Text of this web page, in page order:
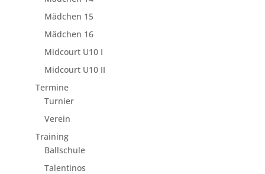
Mädchen 15
Mädchen 16
Midcourt U10 I
Midcourt U10 II
Termine
Turnier
Verein
Training
Ballschule
Talentinos